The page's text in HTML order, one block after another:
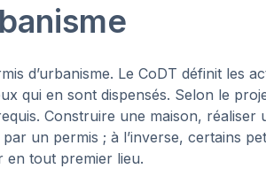
d’urbanisme. Le CoDT définit les
qui en sont dispensés. Selon le
Construire une maison, réaliser
un permis ; à l’inverse, certains
en tout premier lieu.